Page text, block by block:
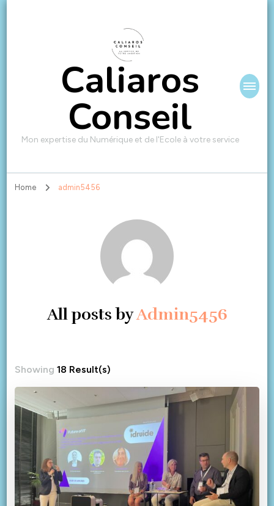
Caliaros
Conseil
Mon expertise du Numérique et de l'Ecole à votre service
Home admin5456
All posts byAdmin5456
Showing 18 Result(s)